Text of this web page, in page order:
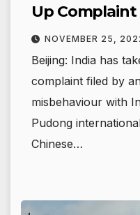
Up Complaint
NOVEMBER 25,
Beijing: India has
complaint filed by
misbehaviour with
Pudong
Chinese…